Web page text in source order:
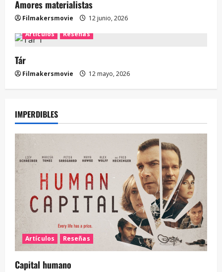
Amores materialistas
Filmakersmovie
12 junio, 2026
Artículos
Reseñas
Tár
Filmakersmovie 12 mayo, 2026
IMPERDIBLES
Artículos Reseñas
Capital humano